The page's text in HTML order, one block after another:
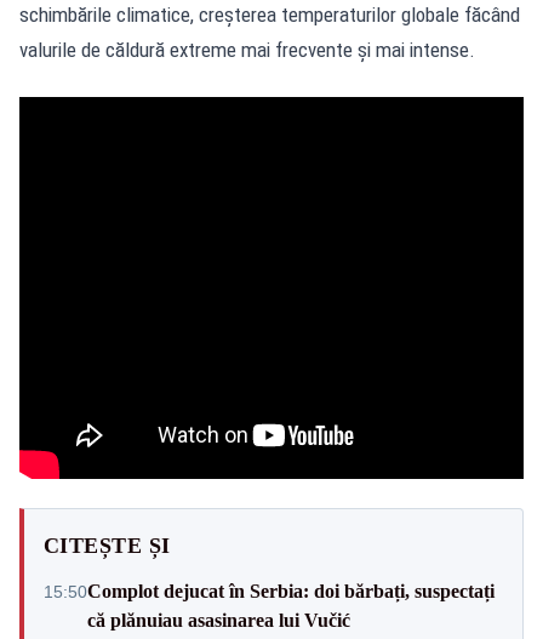
schimbările climatice, creșterea temperaturilor globale făcând
valurile de căldură extreme mai frecvente și mai intense.
CITEȘTE ȘI
15:50Complot dejucat în Serbia: doi bărbați, suspectați
că plănuiau asasinarea lui Vučić